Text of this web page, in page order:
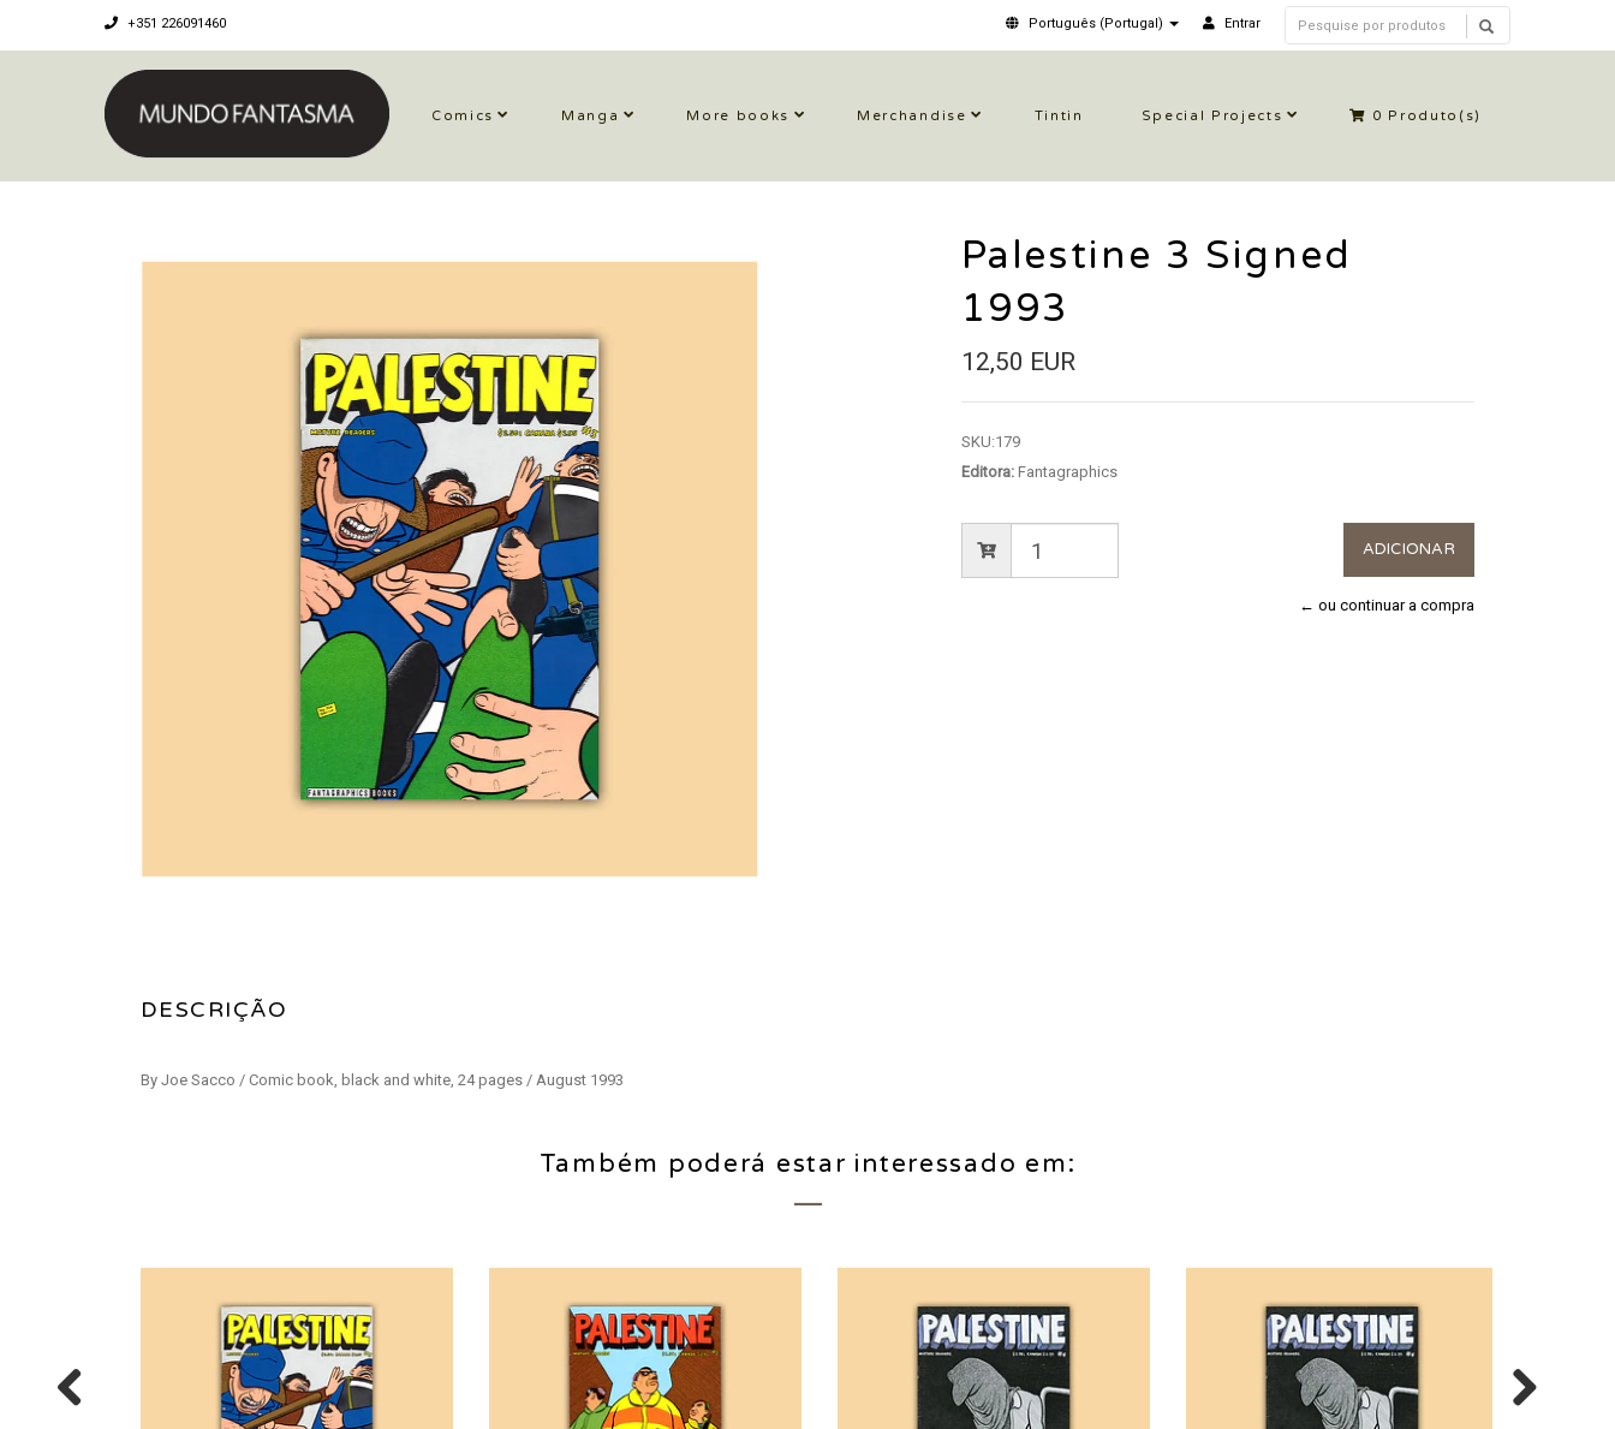
+351 226091460 Português (Portugal) Entrar
Comics Manga More books Merchandise Tintin Special Projects 0 Produto(s)
DESCRIÇÃO
By Joe Sacco / Comic book, black and white, 24 pages / August 1993
Palestine 3 Signed
1993
12,50 EUR
SKU:179
Editora:Fantagraphics
← ou continuar a compra
Também poderá estar interessado em: